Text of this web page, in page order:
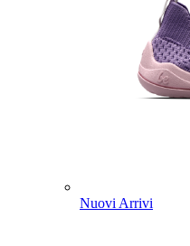
Nuovi Arrivi